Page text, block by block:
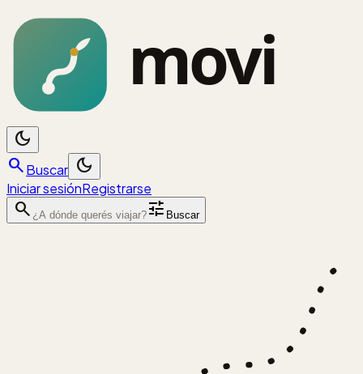
dark_mode
searchBuscar dark_mode
Iniciar sesiónRegistrarse
search ¿A dónde querés viajar? tune Buscar